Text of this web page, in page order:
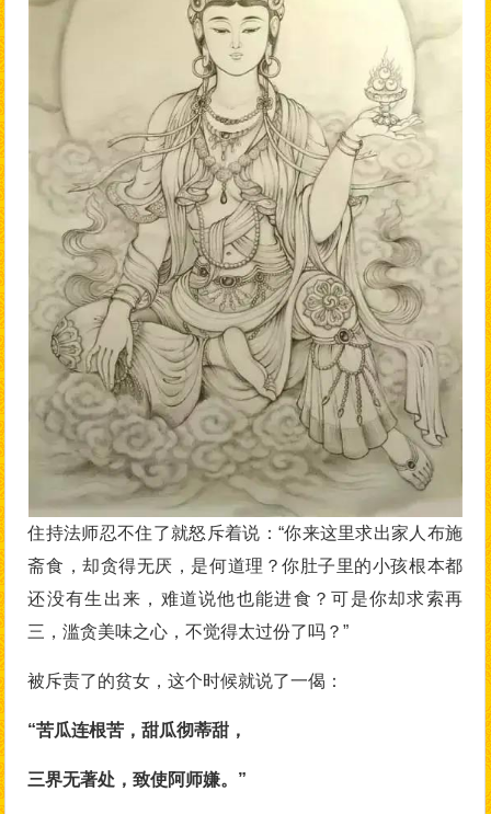
住持法师忍不住了就怒斥着说：“你来这里求出家人布施
斋食，却贪得无厌，是何道理？你肚子里的小孩根本都
还没有生出来，难道说他也能进食？可是你却求索再
三，滥贪美味之心，不觉得太过份了吗？”
被斥责了的贫女，这个时候就说了一偈：
“苦瓜连根苦，甜瓜彻蒂甜，
三界无著处，致使阿师嫌。”